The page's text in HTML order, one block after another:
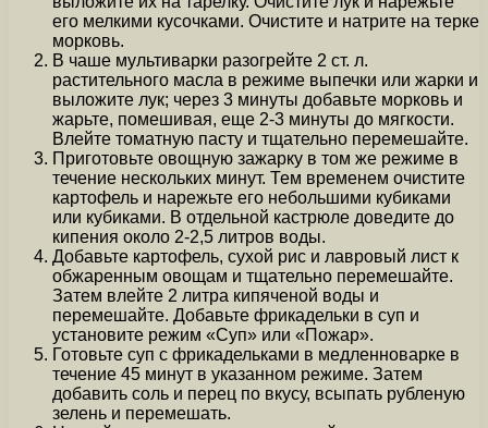
его мелкими кусочками. Очистите и натрите на терке
морковь.
В чаше мультиварки разогрейте 2 ст. л.
растительного масла в режиме выпечки или жарки и
выложите лук; через 3 минуты добавьте морковь и
жарьте, помешивая, еще 2-3 минуты до мягкости.
Влейте томатную пасту и тщательно перемешайте.
Приготовьте овощную зажарку в том же режиме в
течение нескольких минут. Тем временем очистите
картофель и нарежьте его небольшими кубиками
или кубиками. В отдельной кастрюле доведите до
кипения около 2-2,5 литров воды.
Добавьте картофель, сухой рис и лавровый лист к
обжаренным овощам и тщательно перемешайте.
Затем влейте 2 литра кипяченой воды и
перемешайте. Добавьте фрикадельки в суп и
установите режим «Суп» или «Пожар».
Готовьте суп с фрикадельками в медленноварке в
течение 45 минут в указанном режиме. Затем
добавить соль и перец по вкусу, всыпать рубленую
зелень и перемешать.